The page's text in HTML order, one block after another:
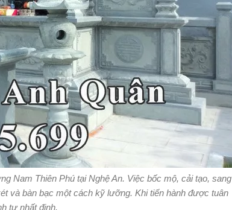
Nam Thiên Phú tại Nghệ An. Việc bốc mộ, cải tạo, sang
và bàn bạc một cách kỹ lưỡng. Khi tiến hành được tuân
tự nhất định.